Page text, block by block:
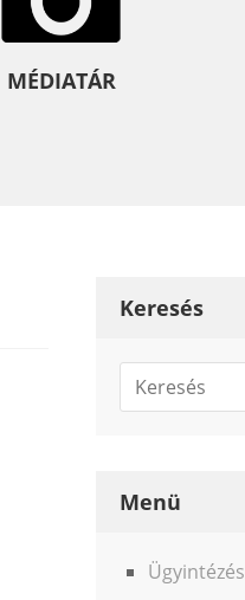
MÉDIATÁR
Keresés
Menü
Ügyintézés